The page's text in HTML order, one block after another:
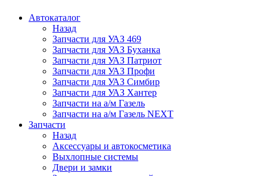
Автокаталог
Назад
Запчасти для УАЗ 469
Запчасти для УАЗ Буханка
Запчасти для УАЗ Патриот
Запчасти для УАЗ Профи
Запчасти для УАЗ Симбир
Запчасти для УАЗ Хантер
Запчасти на а/м Газель
Запчасти на а/м Газель NEXT
Запчасти
Назад
Аксессуары и автокосметика
Выхлопные системы
Двери и замки